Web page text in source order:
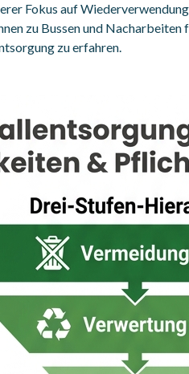
Fokus auf
zu Bussen und
zu erfahren.